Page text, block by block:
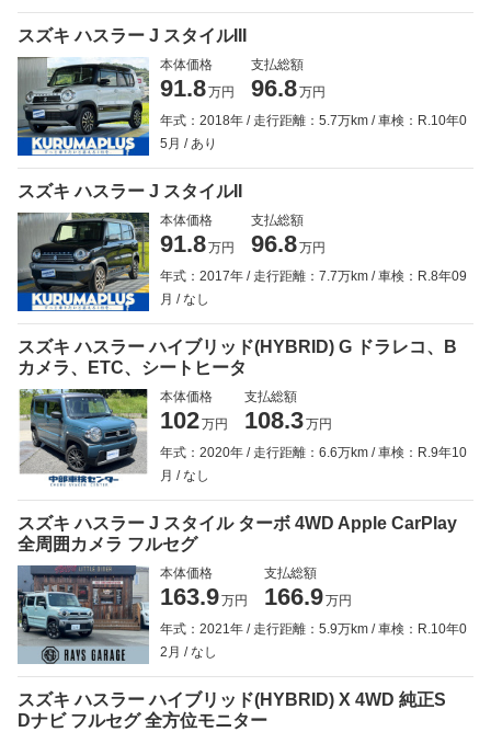
スズキ ハスラー J スタイルIII
本体価格
91.8万円
支払総額
96.8万円
年式：2018年
走行距離：5.7万km
車検：R.10年0
5月
あり
スズキ ハスラー J スタイルII
本体価格
91.8万円
支払総額
96.8万円
年式：2017年
走行距離：7.7万km
車検：R.8年09
月
なし
スズキ ハスラー ハイブリッド(HYBRID) G ドラレコ、B
カメラ、ETC、シートヒータ
本体価格
102万円
支払総額
108.3万円
年式：2020年
走行距離：6.6万km
車検：R.9年10
月
なし
スズキ ハスラー J スタイル ターボ 4WD Apple CarPlay
全周囲カメラ フルセグ
本体価格
163.9万円
支払総額
166.9万円
年式：2021年
走行距離：5.9万km
車検：R.10年0
2月
なし
スズキ ハスラー ハイブリッド(HYBRID) X 4WD 純正S
Dナビ フルセグ 全方位モニター